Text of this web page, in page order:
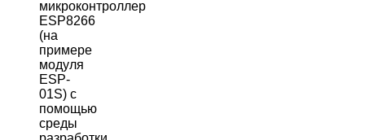
микроконтроллер
ESP8266
(на
примере
модуля
ESP-
01S) с
помощью
среды